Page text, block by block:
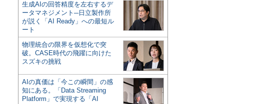
生成AIの回答精度を左右するデ
ータマネジメント─日立製作所
が説く「AI Ready」への最短ル
ート
物理統合の限界を仮想化で突
破。CASE時代の飛躍に向けた
スズキの挑戦
AIの真価は「今この瞬間」の感
知にある。「Data Streaming
Platform」で実現する「AI